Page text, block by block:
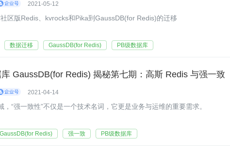
2021-05-12
区版Redis、kvrocks和Pika到GaussDB(for Redis)的迁移
数据迁移 GaussDB(for Redis) PB级数据库
GaussDB(for Redis) 揭秘第七期：高斯 Redis 与强一致
2021-04-14
，“强一致性”不仅是一个技术名词，它更是业务与运维的重要需求。
GaussDB(for Redis) 强一致 PB级数据库